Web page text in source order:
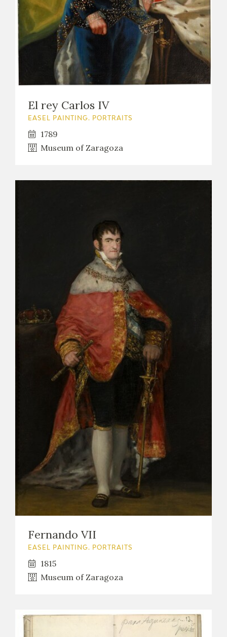
El rey Carlos IV
EASEL PAINTING. PORTRAITS
1789
Museum of Zaragoza
Fernando VII
EASEL PAINTING. PORTRAITS
1815
Museum of Zaragoza